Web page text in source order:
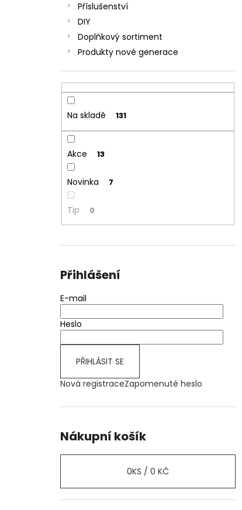
Příslušenství
DIY
Doplňkový sortiment
Produkty nové generace
Na skladě 131
Akce 13
Novinka 7
Tip 0
Přihlášení
E-mail
Heslo
PŘIHLÁSIT SE
Nová registraceZapomenuté heslo
Nákupní košík
0KS / 0 KČ
JOYETECH BF SS316 ATOMIZER 0,6OHM
57 Kč